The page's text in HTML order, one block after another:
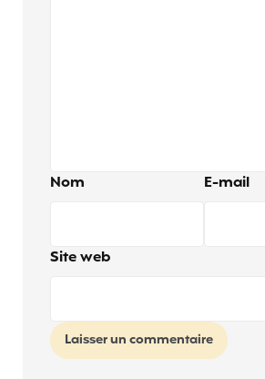
Nom E-mail
Site web